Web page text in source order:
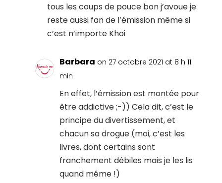
tous les coups de pouce bon j’avoue je
reste aussi fan de l’émission même si
c’est n’importe Khoi
Barbara on 27 octobre 2021 at 8 h 11
min
En effet, l’émission est montée pour
être addictive ;-)) Cela dit, c’est le
principe du divertissement, et
chacun sa drogue (moi, c’est les
livres, dont certains sont
franchement débiles mais je les lis
quand même !)